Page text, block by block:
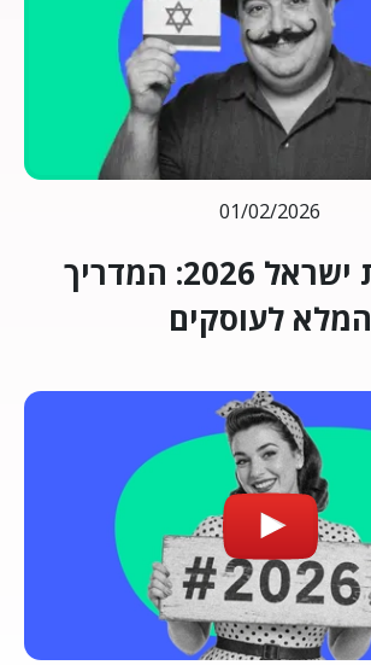
01/02/2026
חשבונית ישראל 2026: המדריך
המלא לעוסקים